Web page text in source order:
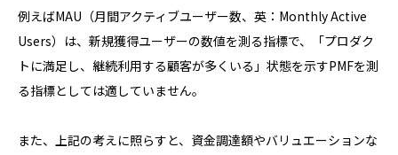
例えばMAU（月間アクティブユーザー数、英：Monthly Active
Users）は、新規獲得ユーザーの数値を測る指標で、「プロダク
トに満足し、継続利用する顧客が多くいる」状態を示すPMFを測
る指標としては適していません。
また、上記の考えに照らすと、資金調達額やバリュエーションな